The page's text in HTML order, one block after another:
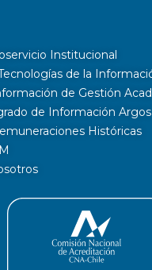
Institucional
de la
de Gestión
de Información
Históricas